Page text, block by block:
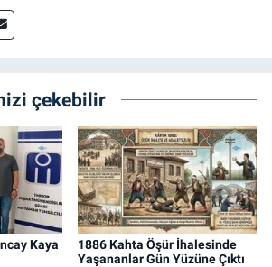
çekebilir
Kaya
1886 Kahta Öşür İhalesinde
Yaşananlar Gün Yüzüne Çıktı